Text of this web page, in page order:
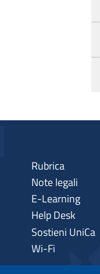
Rubrica
Note legali
E-Learning
Help Desk
Sostieni UniCa
Wi-Fi